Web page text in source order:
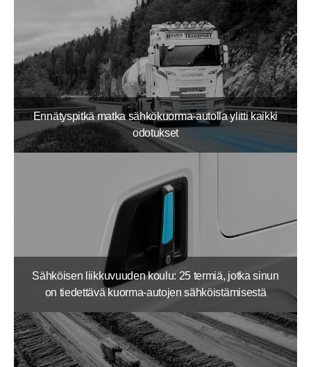
Ennätyspitkä matka sähkökuorma-autolla ylitti kaikki
odotukset
Sähköisen liikkuvuuden koulu: 25 termiä, jotka sinun
on tiedettävä kuorma-autojen sähköistämisestä